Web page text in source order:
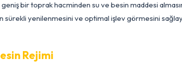
bitkinin daha fazla suya ihtiyaç duymasına
izlemek, su stresi veya aşırı sulama riskini
su israfını önler ve yaprak hastalıklarının
genç bitkilerde toprağın üst katmanının